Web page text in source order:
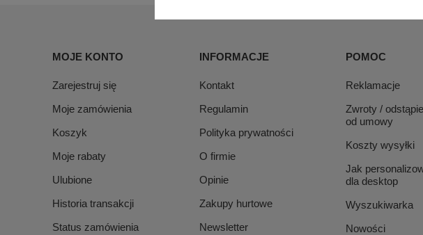
MOJE KONTO
Zarejestruj się
Moje zamówienia
Koszyk
Moje rabaty
Ulubione
Historia transakcji
Status zamówienia
INFORMACJE
Kontakt
Regulamin
Polityka prywatności
O firmie
Opinie
Zakupy hurtowe
Newsletter
POMOC
Reklamacje
Zwroty /
od umowy
Koszty wysyłki
Jak
dla desktop
Wyszukiwarka
Nowości